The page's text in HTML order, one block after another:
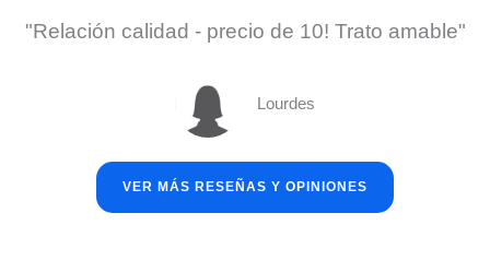
"Relación calidad - precio de 10! Trato amable"
Lourdes
VER MÁS RESEÑAS Y OPINIONES